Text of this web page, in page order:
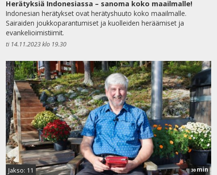
Herätyksiä Indonesiassa – sanoma koko maailmalle!
Indonesian herätykset ovat herätyshuuto koko maailmalle.
Sairaiden joukkoparantumiset ja kuolleiden heräämiset ja
evankelioimistiimit.
ti 14.11.2023 klo 19.30
Jakso: 11 30min